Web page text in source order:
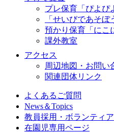
プレ保育「ぴよぴ
「せいびであそぼ
預かり保育「にこ
課外教室
アクセス
周辺地図・お問い
関連団体リンク
よくあるご質問
News＆Topics
教員採用・ボランティア
在園児専用ページ